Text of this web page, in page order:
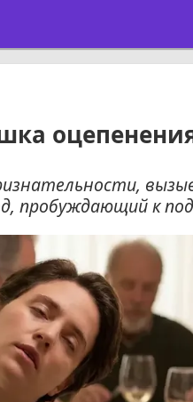
пробуждающий к